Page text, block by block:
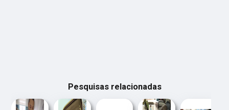
Pesquisas relacionadas